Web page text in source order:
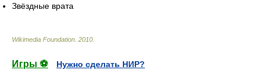
Звёздные врата
Wikimedia Foundation 2010
Игры ⚽
Нужно сделать НИР?